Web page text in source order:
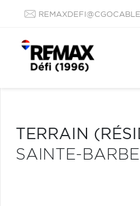
TERRAIN
SAINTE-BARBE